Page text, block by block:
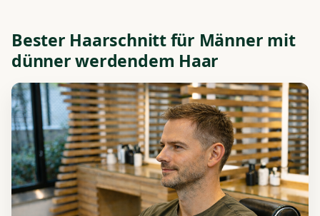
Bester Haarschnitt für Männer mit
dünner werdendem Haar